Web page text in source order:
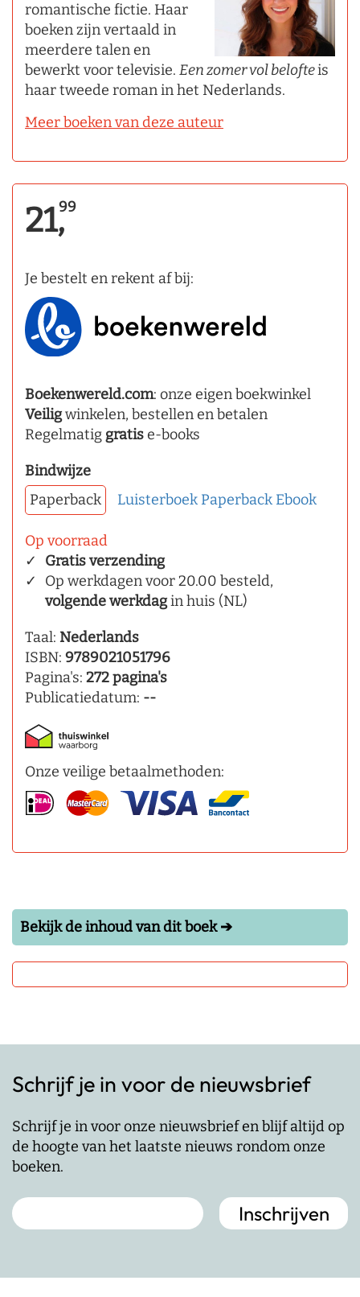
romantische fictie. Haar
boeken zijn vertaald in
meerdere talen en
bewerkt voor televisie. Een zomer vol belofteis
haar tweede roman in het Nederlands.
Meer boeken van deze auteur
21,99
Je bestelt en rekent af bij:
Boekenwereld.com: onze eigen boekwinkel
Veiligwinkelen, bestellen en betalen
Regelmatig gratise-books
Bindwijze
Paperback
Luisterboek Paperback Ebook
Op voorraad
Gratis verzending
Op werkdagen voor 20.00 besteld,
volgende werkdagin huis (NL)
Taal: Nederlands
ISBN: 9789021051796
Pagina's: 272 pagina's
Publicatiedatum: --
Onze veilige betaalmethoden:
Bekijk de inhoud van dit boek ➔
Schrijf je in voor de nieuwsbrief
Schrijf je in voor onze nieuwsbrief en blijf altijd op
de hoogte van het laatste nieuws rondom onze
boeken.